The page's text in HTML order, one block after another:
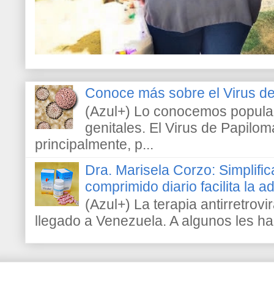
Conoce más sobre el Virus
(Azul+) Lo conocemos
genitales. El Virus de
principalmente, p...
Dra. Marisela Corzo:
comprimido diario facilita la
(Azul+) La terapia
llegado a Venezuela. A algunos les